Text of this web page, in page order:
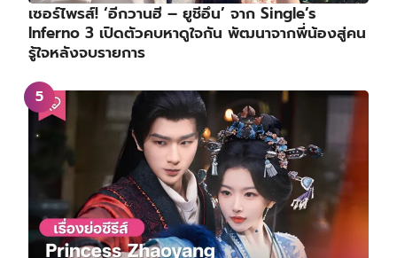
เซอร์ไพรส์! ‘อีกวานฮี – ยูชีอึน’ จาก Single’s
Inferno 3 เปิดตัวคบหาดูใจกัน พัฒนาจากพี่น้องสู่คน
รู้ใจหลังจบรายการ